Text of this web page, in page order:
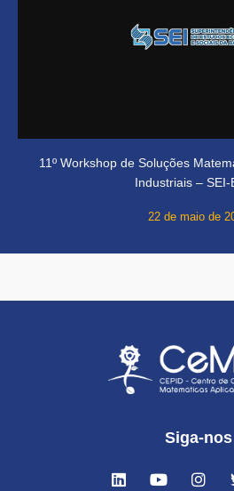
11º Workshop de Soluções
Industriais – SEI-
22 de maio de
Siga-nos